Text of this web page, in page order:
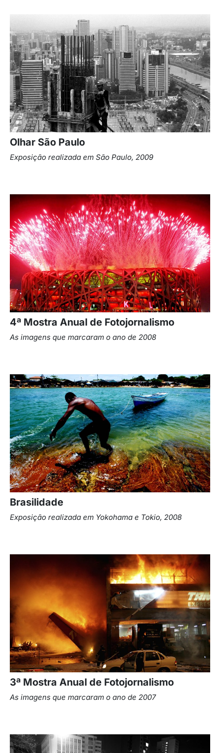
Olhar São Paulo
Exposição realizada em São Paulo, 2009
4ª Mostra Anual de Fotojornalismo
As imagens que marcaram o ano de 2008
Brasilidade
Exposição realizada em Yokohama e Tokio, 2008
3ª Mostra Anual de Fotojornalismo
As imagens que marcaram o ano de 2007